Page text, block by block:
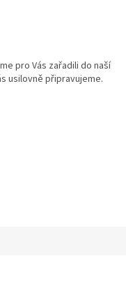
pro Vás zařadili do naší
usilovně připravujeme.